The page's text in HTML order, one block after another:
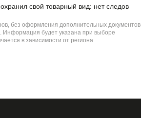
свой товарный вид: нет следов
без оформления дополнительных документов
Информация будет указана при выборе
в зависимости от региона